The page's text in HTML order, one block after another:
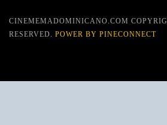
CINEMEMADOMINICANO.COM
RESERVED. POWER BY PINECONNECT